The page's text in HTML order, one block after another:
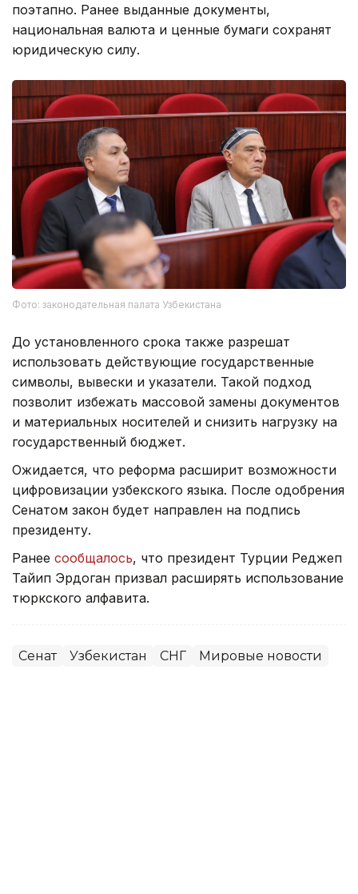
поэтапно. Ранее выданные документы,
национальная валюта и ценные бумаги сохранят
юридическую силу.
Фото: законодательная палата Узбекистана
До установленного срока также разрешат
использовать действующие государственные
символы, вывески и указатели. Такой подход
позволит избежать массовой замены документов
и материальных носителей и снизить нагрузку на
государственный бюджет.
Ожидается, что реформа расширит возможности
цифровизации узбекского языка. После одобрения
Сенатом закон будет направлен на подпись
президенту.
Ранее сообщалось, что президент Турции Реджеп
Тайип Эрдоган призвал расширять использование
тюркского алфавита.
Сенат Узбекистан СНГ Мировые новости